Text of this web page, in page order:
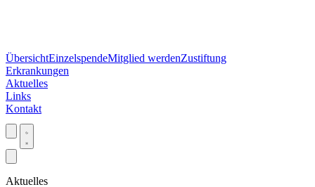
ÜbersichtEinzelspendeMitglied werdenZustiftung
Erkrankungen
Aktuelles
Links
Kontakt
Aktuelles